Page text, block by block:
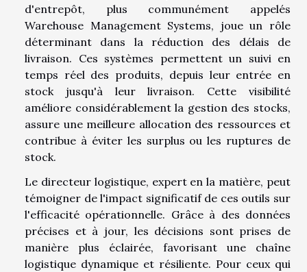
d'entrepôt, plus communément appelés
Warehouse Management Systems, joue un rôle
déterminant dans la réduction des délais de
livraison. Ces systèmes permettent un suivi en
temps réel des produits, depuis leur entrée en
stock jusqu'à leur livraison. Cette visibilité
améliore considérablement la gestion des stocks,
assure une meilleure allocation des ressources et
contribue à éviter les surplus ou les ruptures de
stock.
Le directeur logistique, expert en la matière, peut
témoigner de l'impact significatif de ces outils sur
l'efficacité opérationnelle. Grâce à des données
précises et à jour, les décisions sont prises de
manière plus éclairée, favorisant une chaîne
logistique dynamique et résiliente. Pour ceux qui